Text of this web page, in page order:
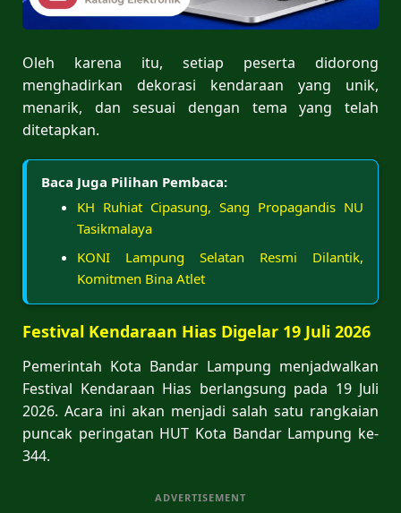
Oleh karena itu, setiap peserta didorong
menghadirkan dekorasi kendaraan yang unik,
menarik, dan sesuai dengan tema yang telah
ditetapkan.
Baca Juga Pilihan Pembaca:
KH Ruhiat Cipasung, Sang Propagandis NU
Tasikmalaya
KONI Lampung Selatan Resmi Dilantik,
Komitmen Bina Atlet
Festival Kendaraan Hias Digelar 19 Juli 2026
Pemerintah Kota Bandar Lampung menjadwalkan
Festival Kendaraan Hias berlangsung pada 19 Juli
2026. Acara ini akan menjadi salah satu rangkaian
puncak peringatan HUT Kota Bandar Lampung ke-
344.
ADVERTISEMENT